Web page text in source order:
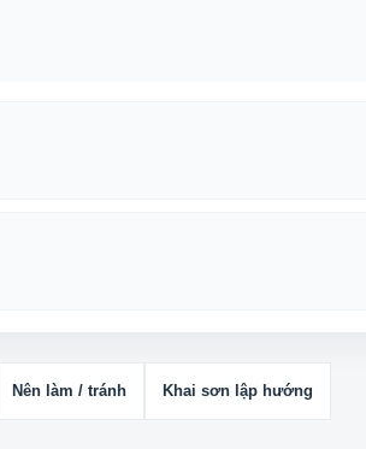
Nên làm / tránh Khai sơn lập hướng